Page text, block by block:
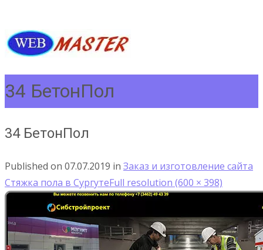
34 БетонПол
34 БетонПол
Published on 07.07.2019 in Заказ и изготовление сайта
Стяжка пола в СургутеFull resolution (600 × 398)